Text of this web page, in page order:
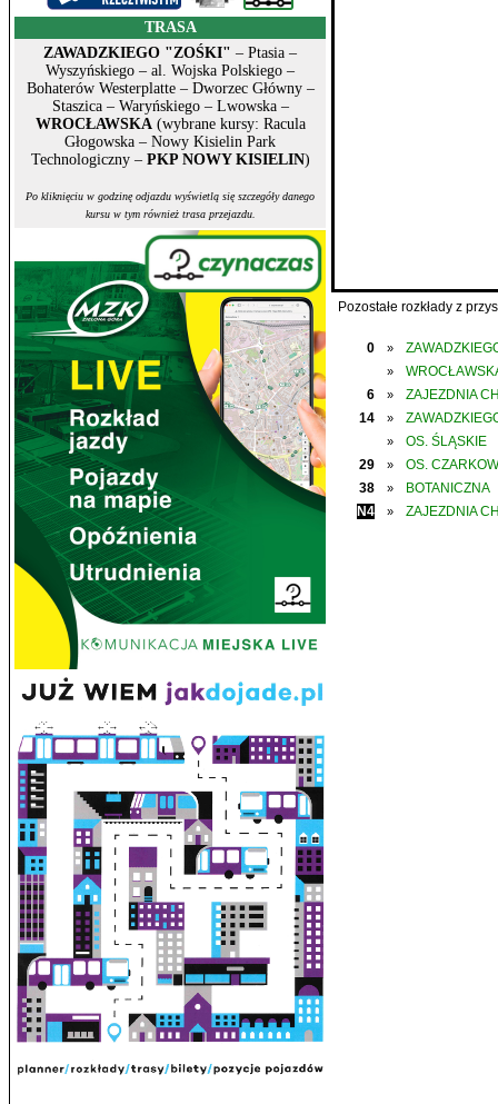
TRASA
ZAWADZKIEGO "ZOŚKI" – Ptasia –
Wyszyńskiego – al. Wojska Polskiego –
Bohaterów Westerplatte – Dworzec Główny –
Staszica – Waryńskiego – Lwowska –
WROCŁAWSKA(wybrane kursy: Racula
Głogowska – Nowy Kisielin Park
Technologiczny – PKP NOWY KISIELIN)
Po kliknięciu w godzinę odjazdu wyświetlą się szczegóły danego
kursu w tym również trasa przejazdu.
Pozostałe rozkłady z
0 »
»
6
»
ZAJEZDNIA
14
»
»
OS. ŚLĄSKIE
29
»
OS.
38
»
BOTANICZNA
N4
» ZAJEZDNIA